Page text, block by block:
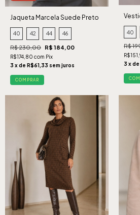
Jaqueta Marcela Suede Preto
40 42 44 46
R$ 230,00 R$ 184,00
R$174,80 com Pix
3 x de R$61,33 sem juros
COMPRAR
40
R$
3 x